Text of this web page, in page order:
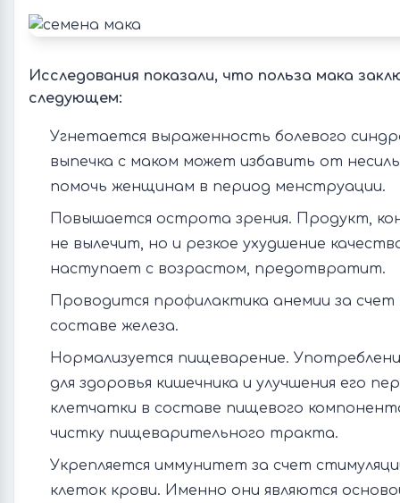
Исследования показали, что польза мака
следующем:
Угнетается выраженность болевого
выпечка с маком может избавить от
помочь женщинам в период менструации.
Повышается острота зрения. Продукт,
не вылечит, но и резкое ухудшение
наступает с возрастом, предотвратит.
Проводится профилактика анемии за счет
составе железа.
Нормализуется пищеварение.
для здоровья кишечника и улучшения его
клетчатки в составе пищевого
чистку пищеварительного тракта.
Укрепляется иммунитет за счет
клеток крови. Именно они являются